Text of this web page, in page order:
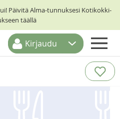
Päivitä Alma-tunnuksesi Kotikokki-
täällä
Kirjaudu